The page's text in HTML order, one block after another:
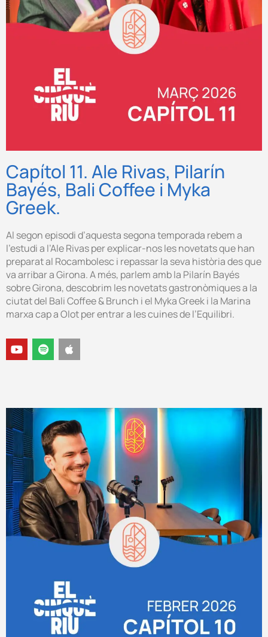
Capítol 11. Ale Rivas, Pilarín
Bayés, Bali Coffee i Myka
Greek.
Al segon episodi d’aquesta segona temporada rebem a
l’estudi a l’Ale Rivas per explicar-nos les novetats que han
preparat al Rocambolesc i repassar la seva història des que
va arribar a Girona. A més, parlem amb la Pilarín Bayés
sobre Girona, descobrim les novetats gastronòmiques a la
ciutat del Bali Coffee & Brunch i el Myka Greek i la Marina
marxa cap a Olot per entrar a les cuines de l’Equilibri.